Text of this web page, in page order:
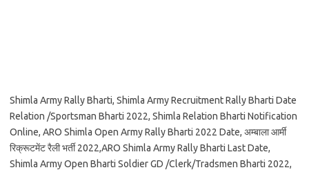
Shimla Army Rally Bharti, Shimla Army Recruitment Rally Bharti Date
Relation /Sportsman Bharti 2022, Shimla Relation Bharti Notification
Online, ARO Shimla Open Army Rally Bharti 2022 Date, अम्बाला आर्मी
रिक्रूटमेंट रैली भर्ती 2022,ARO Shimla Army Rally Bharti Last Date,
Shimla Army Open Bharti Soldier GD /Clerk/Tradsmen Bharti 2022,